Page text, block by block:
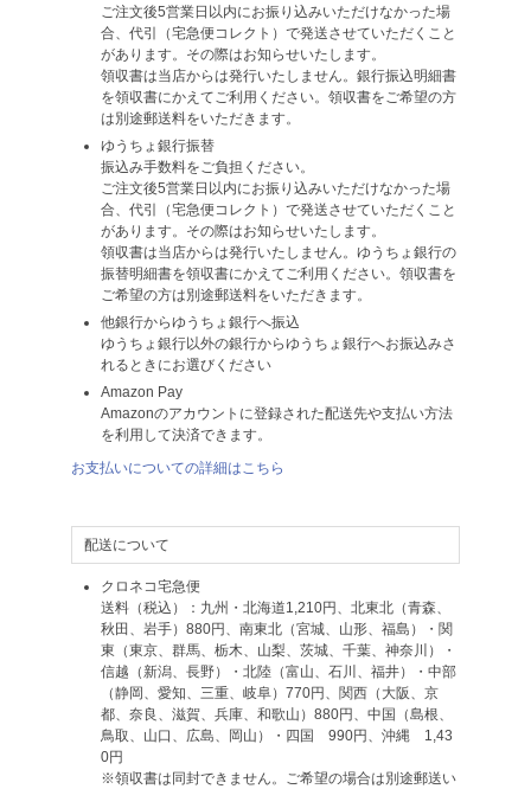
ご注文後5営業日以内にお振り込みいただけなかった場
合、代引（宅急便コレクト）で発送させていただくこと
があります。その際はお知らせいたします。
領収書は当店からは発行いたしません。銀行振込明細書
を領収書にかえてご利用ください。領収書をご希望の方
は別途郵送料をいただきます。
ゆうちょ銀行振替
振込み手数料をご負担ください。
ご注文後5営業日以内にお振り込みいただけなかった場
合、代引（宅急便コレクト）で発送させていただくこと
があります。その際はお知らせいたします。
領収書は当店からは発行いたしません。ゆうちょ銀行の
振替明細書を領収書にかえてご利用ください。領収書を
ご希望の方は別途郵送料をいただきます。
他銀行からゆうちょ銀行へ振込
ゆうちょ銀行以外の銀行からゆうちょ銀行へお振込みさ
れるときにお選びください
Amazon Pay
Amazonのアカウントに登録された配送先や支払い方法
を利用して決済できます。
お支払いについての詳細はこちら
配送について
クロネコ宅急便
送料（税込）：九州・北海道1,210円、北東北（青森、
秋田、岩手）880円、南東北（宮城、山形、福島）・関
東（東京、群馬、栃木、山梨、茨城、千葉、神奈川）・
信越（新潟、長野）・北陸（富山、石川、福井）・中部
（静岡、愛知、三重、岐阜）770円、関西（大阪、京
都、奈良、滋賀、兵庫、和歌山）880円、中国（島根、
鳥取、山口、広島、岡山）・四国 990円、沖縄 1,43
0円
※領収書は同封できません。ご希望の場合は別途郵送い